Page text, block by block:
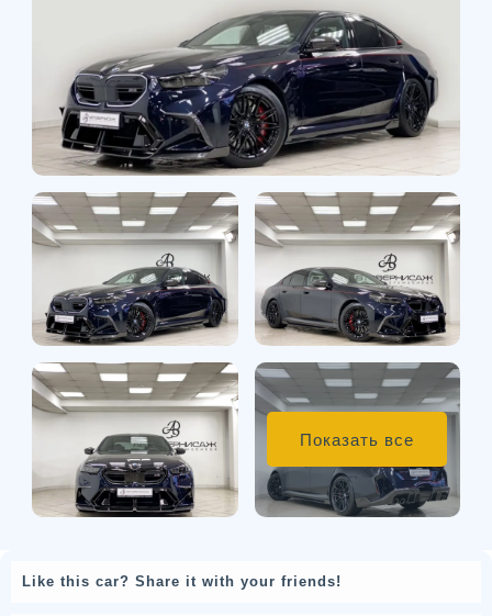
Показать все
Like this car? Share it with your friends!